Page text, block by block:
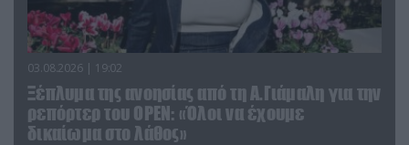
03.08.2026 | 19:02
Ξέπλυμα της ανοησίας από τη Α.Γιάμαλη για την
ρεπόρτερ του ΟΡΕΝ: «Όλοι να έχουμε
δικαίωμα στο λάθος»